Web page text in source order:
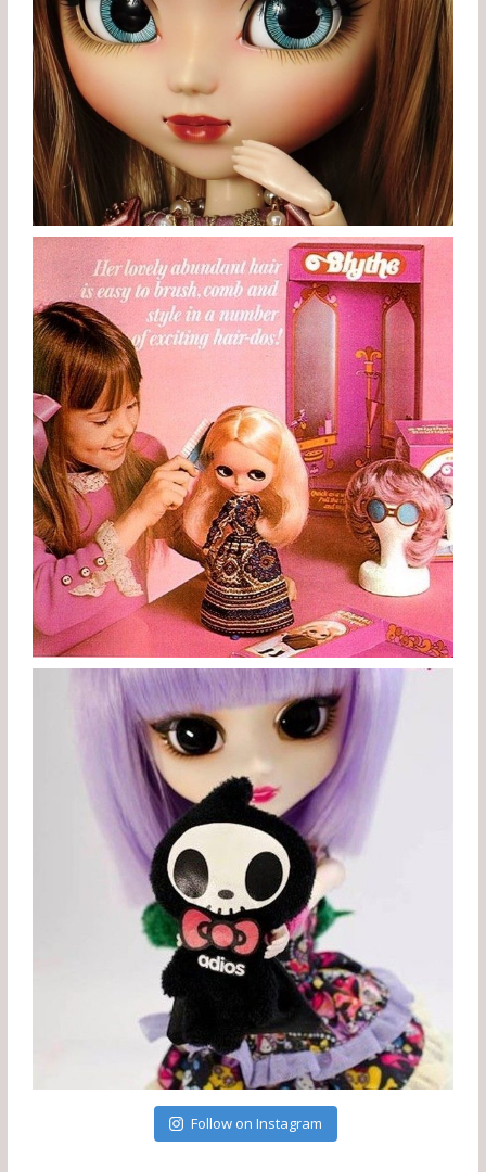
Follow on Instagram